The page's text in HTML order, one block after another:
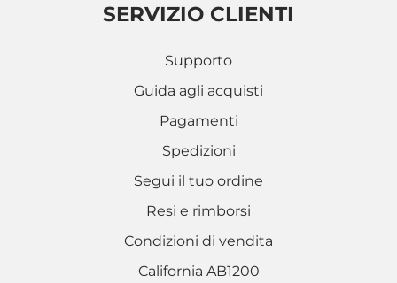
SERVIZIO CLIENTI
Supporto
Guida agli acquisti
Pagamenti
Spedizioni
Segui il tuo ordine
Resi e rimborsi
Condizioni di vendita
California AB1200